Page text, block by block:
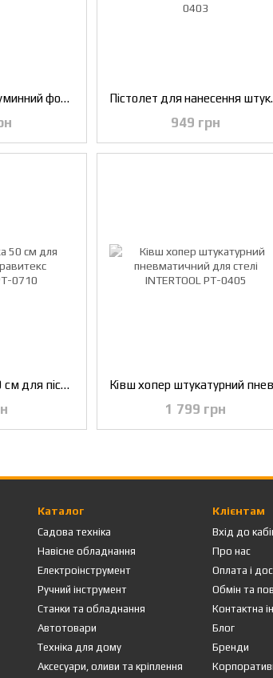
Пістолет піскоструминний форсунка 6 мм, нижня подача піску, бачок 1000 мл, метал, 8 атм INTERTOOL PT-0705 Пістолет для нанесення
949 грн
Насадка гнучка 50 см для пістолета під гравитекс INTERTOOL PT-0710
1 799 грн
Каталог
Садова техніка
Навісне обладнання
Електроінструмент
Ручний інструмент
Станки та обладнання
Автотовари
Техніка для дому
Аксесуари, оливи та кріплення
Клієнтам
Вхід до
Про нас
Оплата і
Обмін та
Контактна
Блог
Бренди